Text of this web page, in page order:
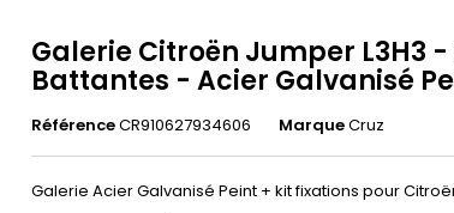
Galerie Citroën Jumper L3H3 -
Battantes - Acier Galvanisé
RéférenceCR910627934606 MarqueCruz
Galerie Acier Galvanisé Peint + kit fixations pour